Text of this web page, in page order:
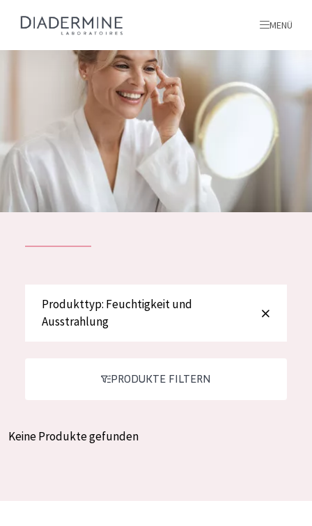
PRODUKTTYP
Feuchtigkeit und Ausstrahlung
Hautregeneration
PRODUKTTYP
ALLE PRODUKTE
Alle produkte
MENÜ
inhaltsstoffe
Über uns
Inspiration
French
Produkttyp: Feuchtigkeit und
Ausstrahlung
PRODUKTE FILTERN
Keine Produkte gefunden